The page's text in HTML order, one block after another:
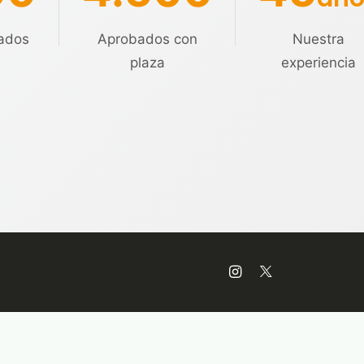
Aprobados con
plaza
Nuestra
experiencia